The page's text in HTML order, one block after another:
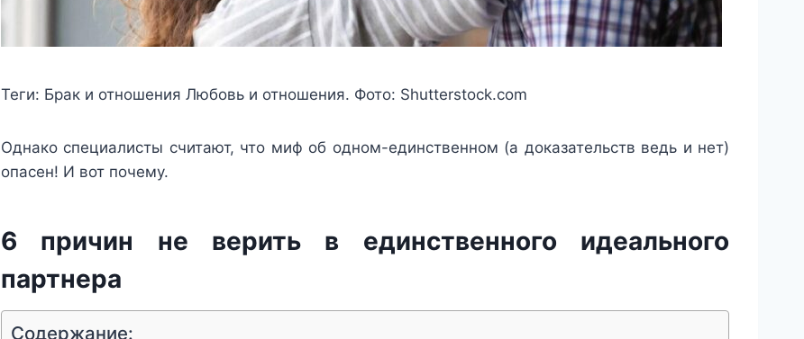
Теги: Брак и отношения Любовь и отношения. Фото: Shutterstock.com
Однако специалисты считают, что миф об одном-единственном (а доказательств ведь и нет)
опасен! И вот почему.
6 причин не верить в единственного идеального
партнера
Содержание: